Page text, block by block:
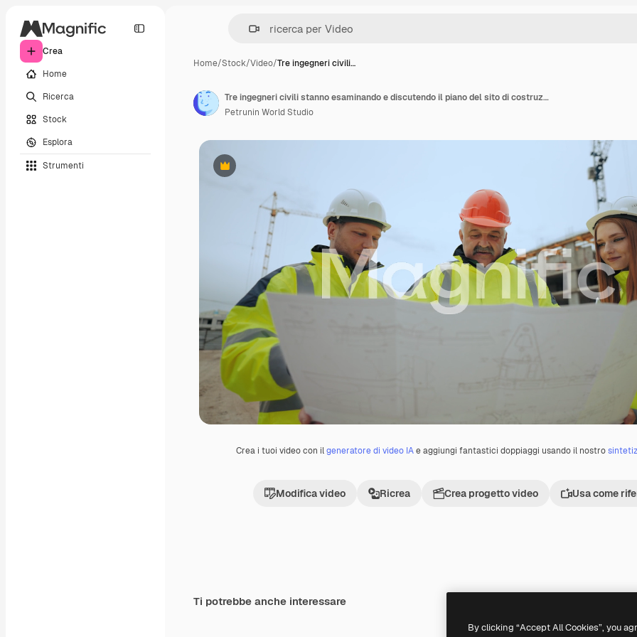
Crea
Home
Ricerca
Stock
Esplora
Strumenti
Home/Stock/Video/Tre ingegneri civili…
Premium
Crea i tuoi video con ilgeneratore di video IAe aggiungi fantastici doppiaggi usando il nostro
Modifica video Ricrea Crea progetto video Usa come
Tre ingegneri civili stanno esaminando e discutendo il piano del sito di costruzione nell'area di costruzione moderna
Petrunin World Studio
Ti potrebbe anche interessare
By clicking “Accept All Cookies”, you